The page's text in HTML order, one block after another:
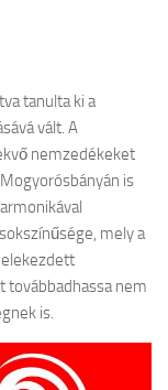
tanulta ki a
vált. A
nemzedékeket
is
mely a
továbbadhassa nem
is.